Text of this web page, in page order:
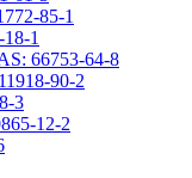
85-1
1
66753-64-8
90-2
3
12-2